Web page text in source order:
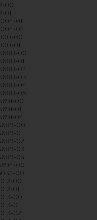
00
01
01
02
00
01
00
01
02
03
04
05
00
01
04
00
01
02
03
04
00
00
00
01
00
01
02